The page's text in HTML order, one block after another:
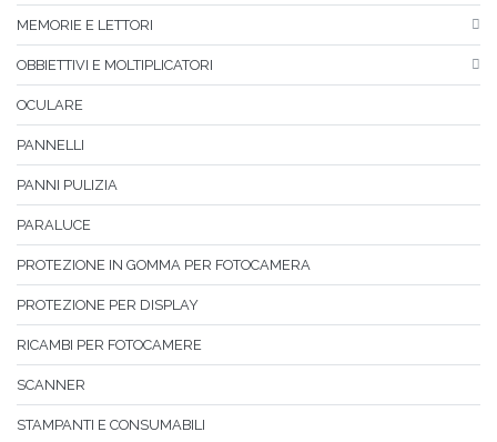
MEMORIE E LETTORI
OBBIETTIVI E MOLTIPLICATORI
OCULARE
PANNELLI
PANNI PULIZIA
PARALUCE
PROTEZIONE IN GOMMA PER FOTOCAMERA
PROTEZIONE PER DISPLAY
RICAMBI PER FOTOCAMERE
SCANNER
STAMPANTI E CONSUMABILI